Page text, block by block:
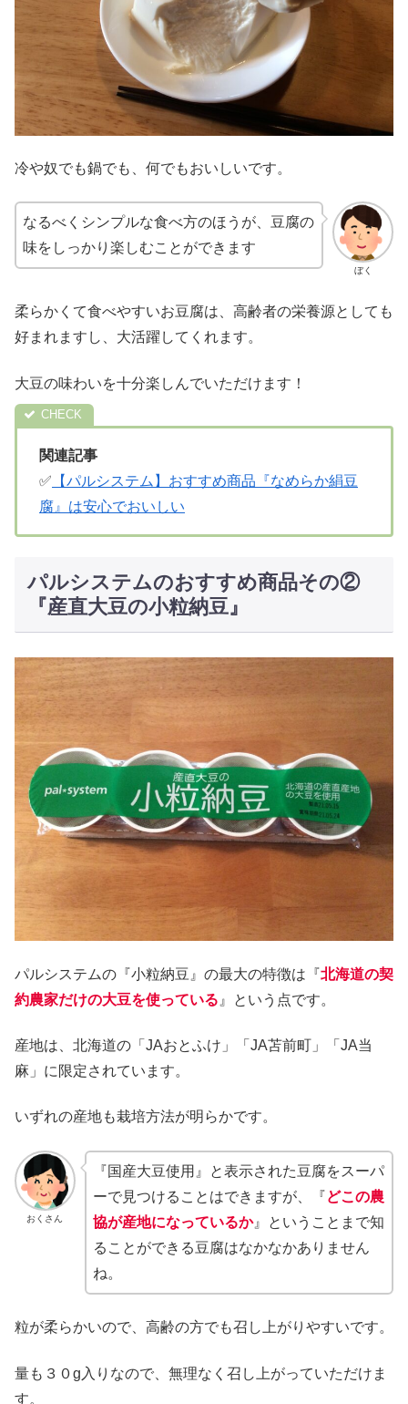
冷や奴でも鍋でも、何でもおいしいです。
ぼく
なるべくシンプルな食べ方のほうが、豆腐の
味をしっかり楽しむことができます
柔らかくて食べやすいお豆腐は、高齢者の栄養源としても
好まれますし、大活躍してくれます。
大豆の味わいを十分楽しんでいただけます！
関連記事
✅ 【パルシステム】おすすめ商品『なめらか絹豆
腐』は安心でおいしい
パルシステムのおすすめ商品その②
『産直大豆の小粒納豆』
パルシステムの『小粒納豆』の最大の特徴は『北海道の契
約農家だけの大豆を使っている 』という点です。
産地は、北海道の「JAおとふけ」「JA苫前町」「JA当
麻」に限定されています。
いずれの産地も栽培方法が明らかです。
おくさん
『国産大豆使用』と表示された豆腐をスーパ
ーで見つけることはできますが、『どこの農
協が産地になっているか』ということまで知
ることができる豆腐はなかなかありません
ね。
粒が柔らかいので、高齢の方でも召し上がりやすいです。
量も３０g入りなので、無理なく召し上がっていただけま
す。